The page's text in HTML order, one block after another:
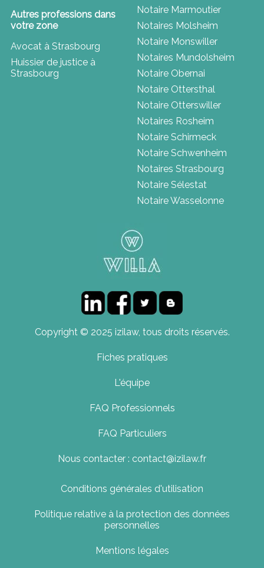
Autres professions dans
votre zone
Avocat à Strasbourg
Huissier de justice à
Strasbourg
Notaire Marmoutier
Notaires Molsheim
Notaire Monswiller
Notaires Mundolsheim
Notaire Obernai
Notaire Ottersthal
Notaire Otterswiller
Notaires Rosheim
Notaire Schirmeck
Notaire Schwenheim
Notaires Strasbourg
Notaire Sélestat
Notaire Wasselonne
Copyright © 2025 izilaw, tous droits réservés.
Fiches pratiques
L'équipe
FAQ Professionnels
FAQ Particuliers
Nous contacter : contact@izilaw.fr
Conditions générales d'utilisation
Politique relative à la protection des données
personnelles
Mentions légales